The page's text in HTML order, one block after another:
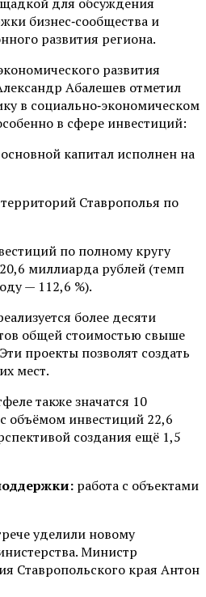
бизнес‑сообщества и
развития региона.
развития
Абалешев отметил
в социально‑экономическом
в сфере инвестиций:
капитал исполнен на
Ставрополья по
по полному кругу
миллиарда рублей (темп
— 112,6 %).
более десяти
общей стоимостью свыше
проекты позволят создать
мест.
также значатся 10
объёмом инвестиций 22,6
создания ещё 1,5
работа с объектами
уделили новому
Министр
Ставропольского края Антон